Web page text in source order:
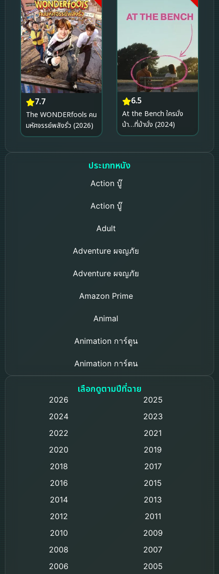
7.7
The WONDERfools คน
มหัศจรรย์พลังรั่ว (2026)
6.5
At the Bench ใครมั่ง
น้า…ที่ม้านั่ง (2024)
ประเภทหนัง
Action บู๊
Action บู๊
Adult
Adventure ผจญภัย
Adventure ผจญภัย
Amazon Prime
Animal
Animation การ์ตูน
Animation การ์ตูน
Based on a True Story เรื่องจริง
เลือกดูตามปีที่ฉาย
2026
2025
2024
2023
2022
2021
2020
2019
2018
2017
2016
2015
2014
2013
2012
2011
2010
2009
2008
2007
2006
2005